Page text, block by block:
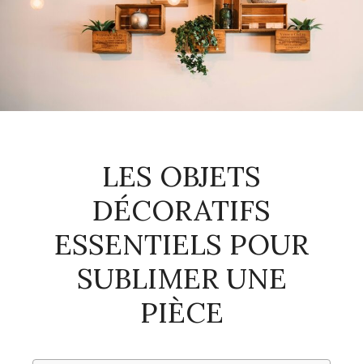
LES OBJETS
DÉCORATIFS
ESSENTIELS POUR
SUBLIMER UNE
PIÈCE